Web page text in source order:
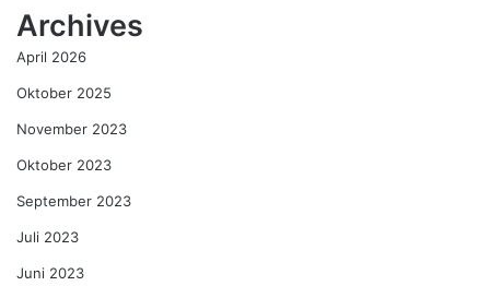
Archives
April 2026
Oktober 2025
November 2023
Oktober 2023
September 2023
Juli 2023
Juni 2023